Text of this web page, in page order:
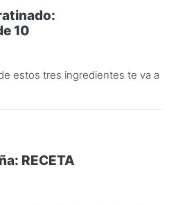
10
estos tres ingredientes te va a
RECETA